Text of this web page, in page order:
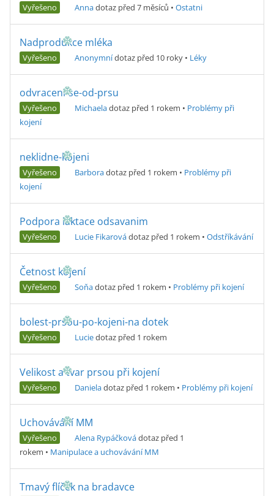
Vyřešeno Annadotaz před 7 měsíců • Ostatni
Nadprodukce mléka
Vyřešeno Anonymnídotaz před 10 roky • Léky
odvraceni-se-od-prsu
Vyřešeno Michaeladotaz před 1 rokem • Problémy při
kojení
neklidne-kojeni
Vyřešeno Barboradotaz před 1 rokem • Problémy při
kojení
Podpora laktace odsavanim
Vyřešeno Lucie Fikarovádotaz před 1 rokem • Odstříkávání
Četnost kojení
Vyřešeno Soňadotaz před 1 rokem • Problémy při kojení
bolest-prsou-po-kojeni-na dotek
Vyřešeno Luciedotaz před 1 rokem
Velikost a tvar prsou při kojení
Vyřešeno Danieladotaz před 1 rokem • Problémy při kojení
Uchovávání MM
Vyřešeno Alena Rypáčkovádotaz před 1
rokem • Manipulace a uchovávání MM
Tmavý flíček na bradavce